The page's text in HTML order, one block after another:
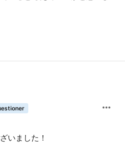
more_horiz
いました！